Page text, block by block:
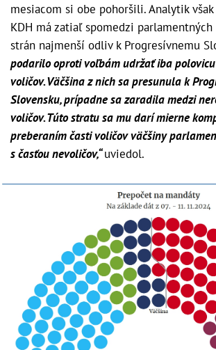
mesiacom si obe pohoršili. Analytik
KDH má zatiaľ spomedzi
strán najmenší odliv k Progresívnemu
podarilo oproti voľbám udržať iba
voličov. Väčšina z nich sa presunula k
Slovensku, prípadne sa zaradila medzi
voličov. Túto stratu sa mu darí mierne
preberaním časti voličov väčšiny
s časťou nevoličov,“uviedol.